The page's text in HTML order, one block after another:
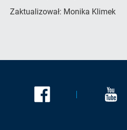
Zaktualizował: Monika Klimek
Link
zostanie
Link
zostanie